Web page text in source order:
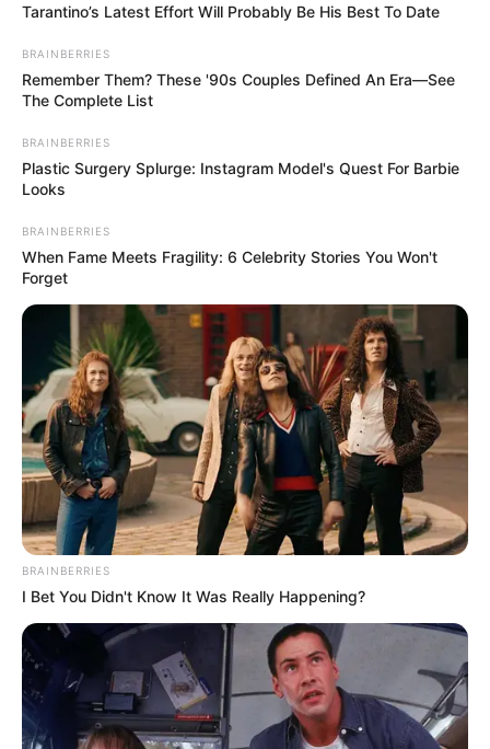
(foto: hancinema)
Tarantino’s Latest Effort Will Probably Be His Best To Date
BRAINBERRIES
Remember Them? These '90s Couples Defined An Era—See
The Complete List
BRAINBERRIES
Plastic Surgery Splurge: Instagram Model's Quest For Barbie
Looks
BRAINBERRIES
When Fame Meets Fragility: 6 Celebrity Stories You Won't
Forget
BRAINBERRIES
I Bet You Didn't Know It Was Really Happening?